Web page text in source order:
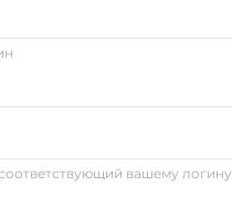
вашему логину